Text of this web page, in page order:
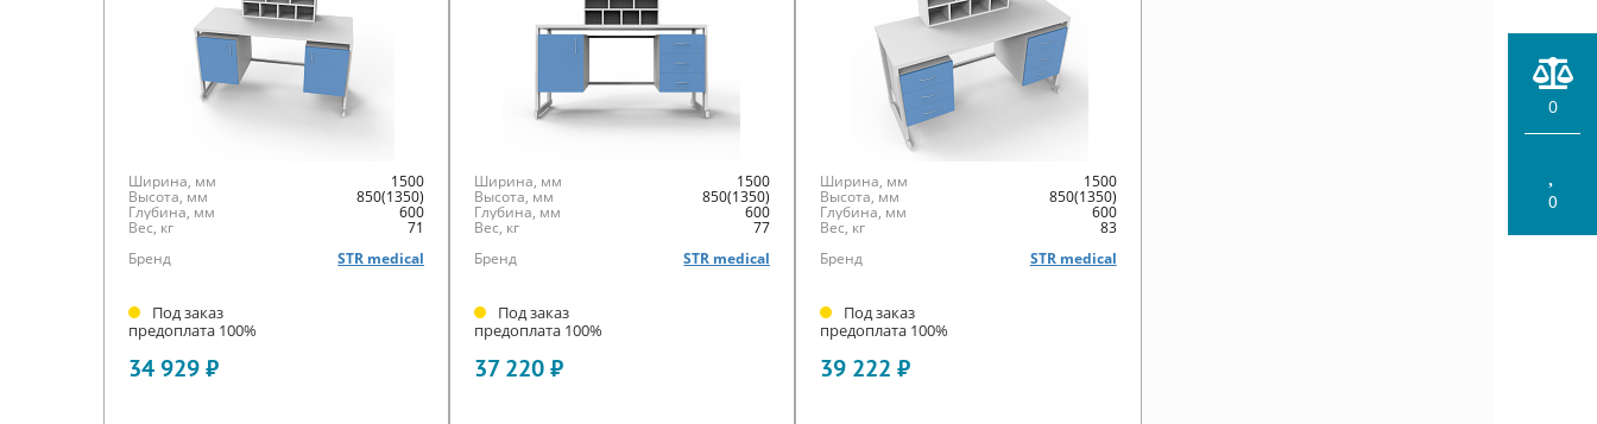
Ширина, мм 1500
Высота, мм 850(1350)
Глубина, мм 600
Вес, кг
71
Бренд
STR medical
Под заказ
предоплата 100%
34 929 ₽
Ширина, мм 1500
Высота, мм 850(1350)
Глубина, мм 600
Вес, кг
77
Бренд
STR medical
Под заказ
предоплата 100%
37 220 ₽
Ширина, мм 1500
Высота, мм 850(1350)
Глубина, мм 600
Вес, кг
83
Бренд
STR medical
Под заказ
предоплата 100%
39 222 ₽
0
0